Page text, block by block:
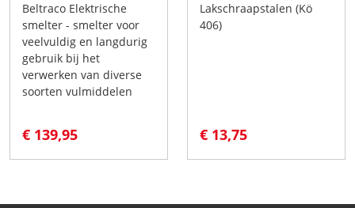
Beltraco Elektrische
smelter - smelter voor
veelvuldig en langdurig
gebruik bij het
verwerken van diverse
soorten vulmiddelen
€ 139,95
Lakschraapstalen (Kö
406)
€ 13,75